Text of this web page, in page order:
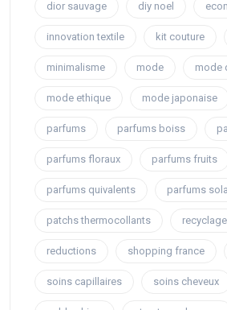
dior sauvage diy noel
innovation textile kit couture
minimalisme mode mode
mode ethique mode japonaise
parfums parfums boiss
parfums floraux parfums fruits
parfums quivalents parfums
patchs thermocollants
reductions shopping france
soins capillaires soins cheveux